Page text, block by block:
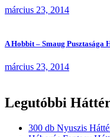
március 23, 2014
A Hobbit – Smaug Pusztasága
március 23, 2014
Legutóbbi
300 db Nyuszis